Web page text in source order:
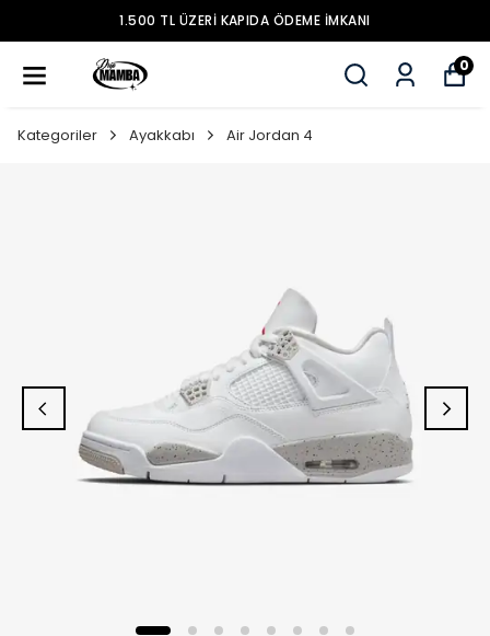
1.500 TL ÜZERİ KAPIDA ÖDEME İMKANI
0
Kategoriler Ayakkabı Air Jordan 4